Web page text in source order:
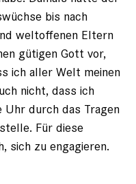
bis nach
weltoffenen Eltern
gütigen Gott vor,
ich aller Welt meinen
nicht, dass ich
Uhr durch das Tragen
Für diese
sich zu engagieren.